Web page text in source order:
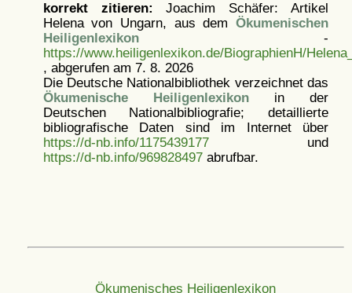
korrekt zitieren: Joachim Schäfer: Artikel
Helena von Ungarn, aus dem Ökumenischen
Heiligenlexikon-
https://www.heiligenlexikon.de/BiographienH/
, abgerufen am 7. 8. 2026
Die Deutsche Nationalbibliothek verzeichnet das
Ökumenische Heiligenlexikonin der
Deutschen Nationalbibliografie; detaillierte
bibliografische Daten sind im Internet über
https://d-nb.info/1175439177und
https://d-nb.info/969828497abrufbar.
Ökumenisches Heiligenlexikon